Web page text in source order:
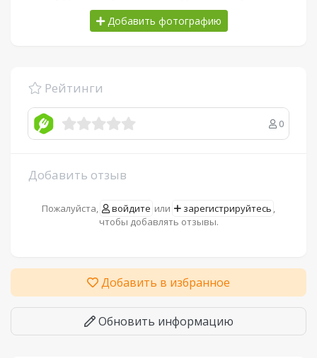
Добавить фотографию
Рейтинги
0
Добавить отзыв
Пожалуйста, войдите или зарегистрируйтесь ,
чтобы добавлять отзывы.
Добавить в избранное
Обновить информацию